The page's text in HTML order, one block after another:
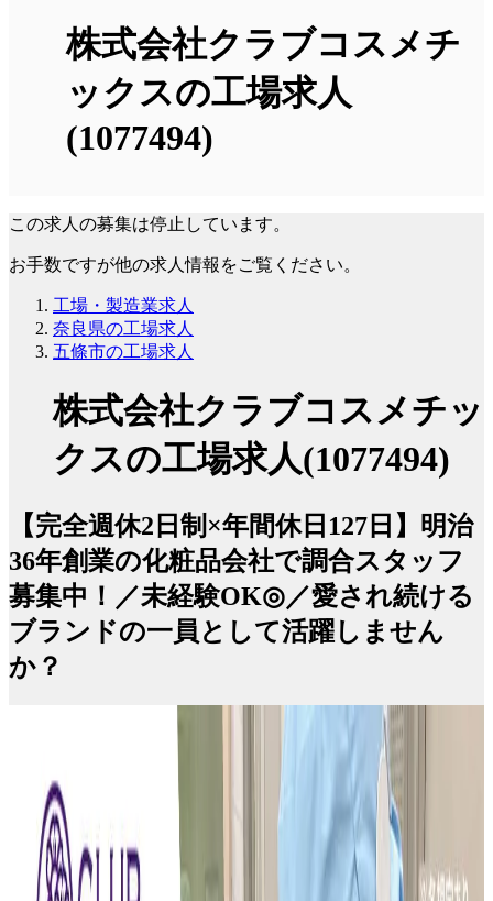
株式会社クラブコスメチ
ックスの工場求人
(1077494)
この求人の募集は停止しています。
お手数ですが他の求人情報をご覧ください。
工場・製造業求人
奈良県の工場求人
五條市の工場求人
株式会社クラブコスメチッ
クスの工場求人(1077494)
【完全週休2日制×年間休日127日】明治
36年創業の化粧品会社で調合スタッフ
募集中！／未経験OK◎／愛され続ける
ブランドの一員として活躍しません
か？